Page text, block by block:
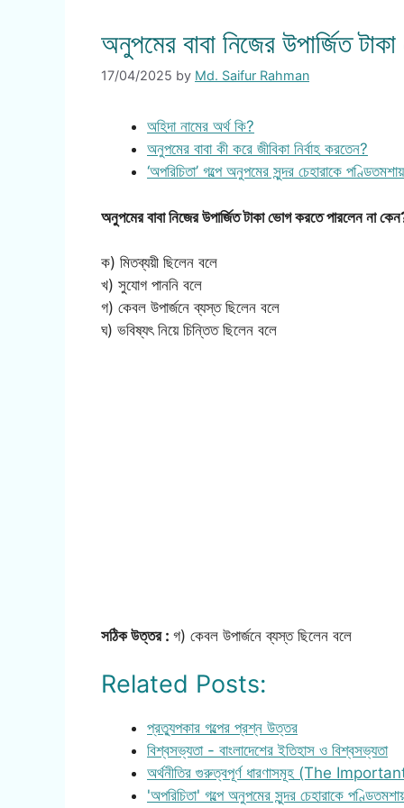
অনুপমের বাবা নিজের উপার্জিত
17/04/2025 by Md. Saifur Rahman
অহিদা নামের অর্থ কি?
অনুপমের বাবা কী করে জীবিকা নির্বাহ করতেন?
‘অপরিচিতা’ গল্পে অনুপমের সুন্দর চেহারাকে
অনুপমের বাবা নিজের উপার্জিত টাকা ভোগ করতে পারলেন না
ক) মিতব্যয়ী ছিলেন বলে
খ) সুযোগ পাননি বলে
গ) কেবল উপার্জনে ব্যস্ত ছিলেন বলে
ঘ) ভবিষ্যৎ নিয়ে চিন্তিত ছিলেন বলে
সঠিক উত্তর : গ) কেবল উপার্জনে ব্যস্ত ছিলেন বলে
Related Posts:
প্রত্যুপকার গল্পের প্রশ্ন উত্তর
বিশ্বসভ্যতা - বাংলাদেশের ইতিহাস ও বিশ্বসভ্যতা
অর্থনীতির গুরুত্বপূর্ণ ধারণাসমূহ (The
'অপরিচিতা' গল্পে অনুপমের সুন্দর চেহারাকে